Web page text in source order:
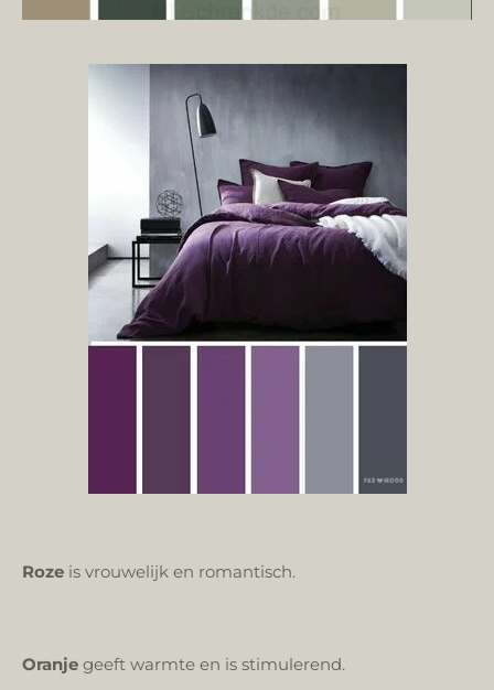
Roze is vrouwelijk en romantisch.
Oranje geeft warmte en is stimulerend.